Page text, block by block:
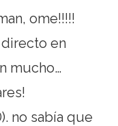
ome!!!!!
en
mucho…
no sabía que